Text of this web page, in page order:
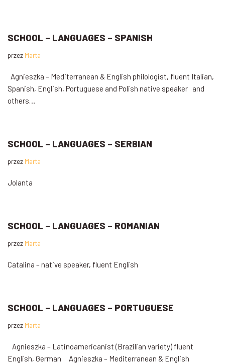
SCHOOL – LANGUAGES – SPANISH
przez Marta
Agnieszka – Mediterranean & English philologist, fluent Italian,
Spanish, English, Portuguese and Polish native speaker and
others…
SCHOOL – LANGUAGES – SERBIAN
przez Marta
Jolanta
SCHOOL – LANGUAGES – ROMANIAN
przez Marta
Catalina – native speaker, fluent English
SCHOOL – LANGUAGES – PORTUGUESE
przez Marta
Agnieszka – Latinoamericanist (Brazilian variety) fluent
English, German Agnieszka – Mediterranean & English